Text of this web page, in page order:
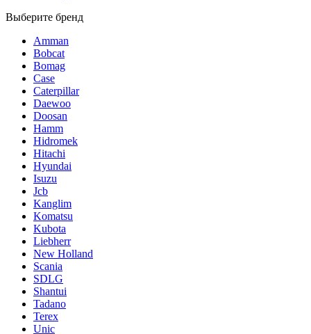
Выберите бренд
Amman
Bobcat
Bomag
Case
Caterpillar
Daewoo
Doosan
Hamm
Hidromek
Hitachi
Hyundai
Isuzu
Jcb
Kanglim
Komatsu
Kubota
Liebherr
New Holland
Scania
SDLG
Shantui
Tadano
Terex
Unic